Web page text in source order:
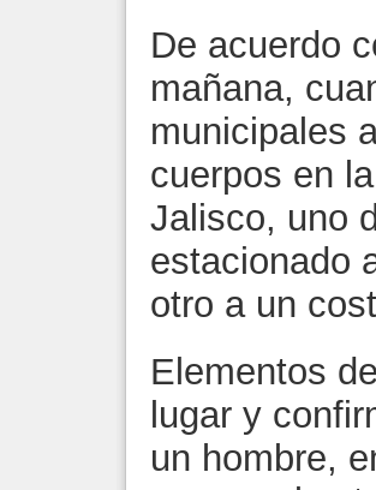
De acuerdo
mañana,
municipales
cuerpos en
Jalisco, uno
estacionado
otro a un
Elementos
lugar y
un hombre,